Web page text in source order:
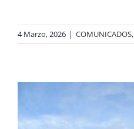
4 Marzo, 2026 | COMUNICADOS,